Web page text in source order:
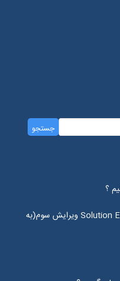
؟
دانلود رایگان کتاب Solution Elementary ویرایش سوم(به